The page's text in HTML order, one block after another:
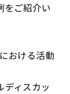
をご紹介い
おける活動
ィスカッ